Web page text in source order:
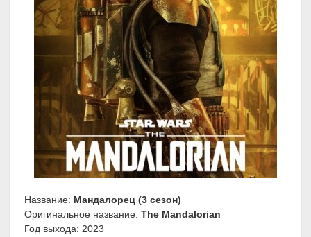
Название: Мандалорец (3 сезон)
Оригинальное название: The Mandalorian
Год выхода: 2023